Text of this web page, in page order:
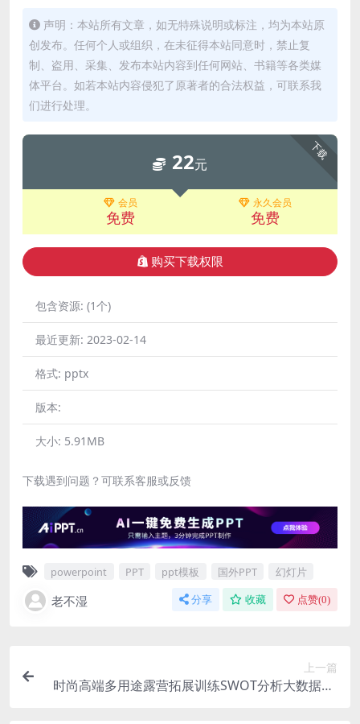
声明：本站所有文章，如无特殊说明或标注，均为本站原
创发布。任何个人或组织，在未征得本站同意时，禁止复
制、盗用、采集、发布本站内容到任何网站、书籍等各类媒
体平台。如若本站内容侵犯了原著者的合法权益，可联系我
们进行处理。
下载
22元
会员
免费
永久会员
免费
购买下载权限
包含资源: (1个)
最近更新: 2023-02-14
格式: pptx
版本:
大小: 5.91MB
下载遇到问题？可联系客服或反馈
powerpoint PPT ppt模板 国外PPT 幻灯片
老不湿 分享 收藏 点赞(0)
上一篇
时尚高端多用途露营拓展训练SWOT分析大数据po